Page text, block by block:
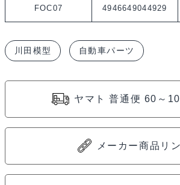
ス
ア
ー
FOC07
4946649044929
川田模型 自動車パーツ
ヤマト 普通便 60～
メーカー商品リ